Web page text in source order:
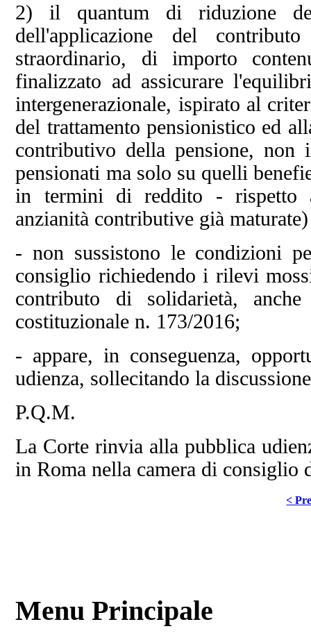
2) il quantum di riduzione
dell'applicazione del
straordinario, di importo
finalizzato ad assicurare
intergenerazionale, ispirato al
del trattamento pensionistico ed
contributivo della pensione, non
pensionati ma solo su quelli
in termini di reddito - rispetto
anzianità contributive già
- non sussistono le condizioni
consiglio richiedendo i rilevi
contributo di solidarietà,
costituzionale n. 173/2016;
- appare, in conseguenza,
udienza, sollecitando la
P.Q.M.
La Corte rinvia alla pubblica
in Roma nella camera di consiglio
<
Menu Principale